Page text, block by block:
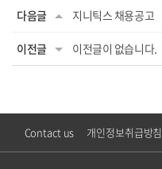
다음글 지니틱스 채용공고
이전글 이전글이 없습니다.
Contact us 개인정보취급방침